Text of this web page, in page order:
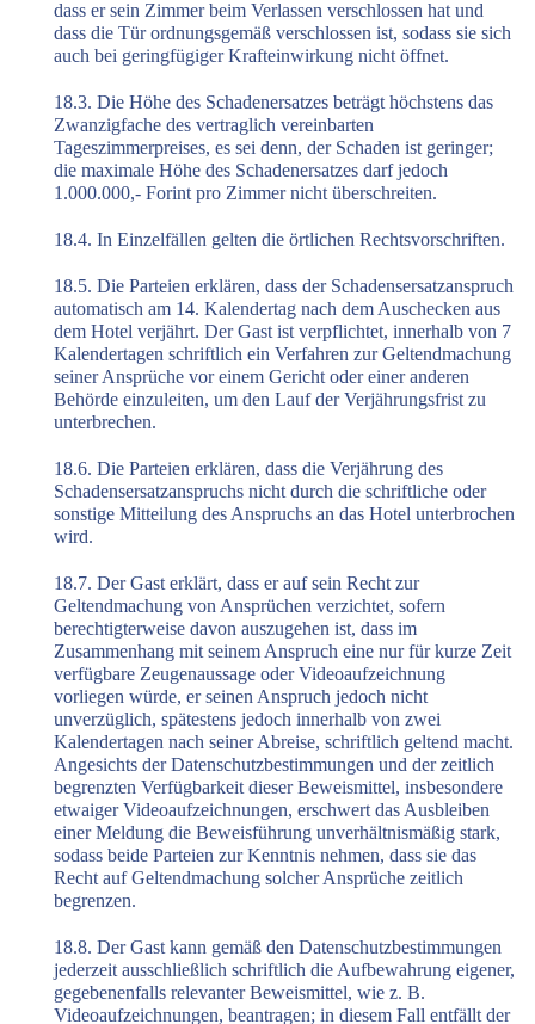
dass er sein Zimmer beim Verlassen verschlossen hat und
dass die Tür ordnungsgemäß verschlossen ist, sodass sie sich
auch bei geringfügiger Krafteinwirkung nicht öffnet.
18.3. Die Höhe des Schadenersatzes beträgt höchstens das
Zwanzigfache des vertraglich vereinbarten
Tageszimmerpreises, es sei denn, der Schaden ist geringer;
die maximale Höhe des Schadenersatzes darf jedoch
1.000.000,- Forint pro Zimmer nicht überschreiten.
18.4. In Einzelfällen gelten die örtlichen Rechtsvorschriften.
18.5. Die Parteien erklären, dass der Schadensersatzanspruch
automatisch am 14. Kalendertag nach dem Auschecken aus
dem Hotel verjährt. Der Gast ist verpflichtet, innerhalb von 7
Kalendertagen schriftlich ein Verfahren zur Geltendmachung
seiner Ansprüche vor einem Gericht oder einer anderen
Behörde einzuleiten, um den Lauf der Verjährungsfrist zu
unterbrechen.
18.6. Die Parteien erklären, dass die Verjährung des
Schadensersatzanspruchs nicht durch die schriftliche oder
sonstige Mitteilung des Anspruchs an das Hotel unterbrochen
wird.
18.7. Der Gast erklärt, dass er auf sein Recht zur
Geltendmachung von Ansprüchen verzichtet, sofern
berechtigterweise davon auszugehen ist, dass im
Zusammenhang mit seinem Anspruch eine nur für kurze Zeit
verfügbare Zeugenaussage oder Videoaufzeichnung
vorliegen würde, er seinen Anspruch jedoch nicht
unverzüglich, spätestens jedoch innerhalb von zwei
Kalendertagen nach seiner Abreise, schriftlich geltend macht.
Angesichts der Datenschutzbestimmungen und der zeitlich
begrenzten Verfügbarkeit dieser Beweismittel, insbesondere
etwaiger Videoaufzeichnungen, erschwert das Ausbleiben
einer Meldung die Beweisführung unverhältnismäßig stark,
sodass beide Parteien zur Kenntnis nehmen, dass sie das
Recht auf Geltendmachung solcher Ansprüche zeitlich
begrenzen.
18.8. Der Gast kann gemäß den Datenschutzbestimmungen
jederzeit ausschließlich schriftlich die Aufbewahrung eigener,
gegebenenfalls relevanter Beweismittel, wie z. B.
Videoaufzeichnungen, beantragen; in diesem Fall entfällt der